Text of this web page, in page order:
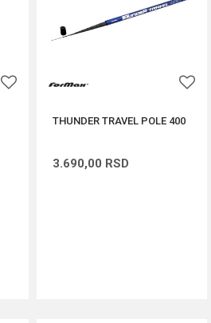
THUNDER TRAVEL POLE 400
3.690,00 RSD